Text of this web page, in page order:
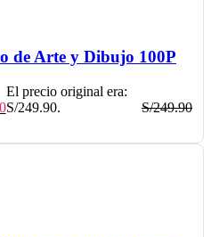
de Arte y Dibujo 100P
S/249.90
El precio original era:
S/249.90.